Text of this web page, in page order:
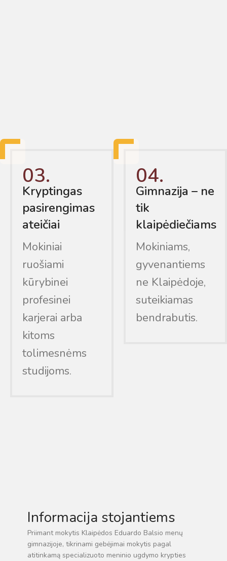
03.
Kryptingas
pasirengimas
ateičiai
Mokiniai
ruošiami
kūrybinei
profesinei
karjerai arba
kitoms
tolimesnėms
studijoms.
04.
Gimnazija – ne
tik
klaipėdiečiams
Mokiniams,
gyvenantiems
ne Klaipėdoje,
suteikiamas
bendrabutis.
Informacija stojantiems
Priimant mokytis Klaipėdos Eduardo Balsio menų
gimnazijoje, tikrinami gebėjimai mokytis pagal
atitinkamą specializuoto meninio ugdymo krypties